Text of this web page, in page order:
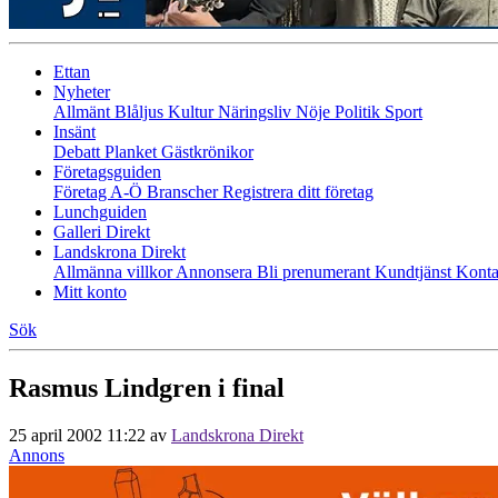
Ettan
Nyheter
Allmänt Blåljus KulturNäringsliv Nöje Politik Sport
Insänt
Debatt Planket Gästkrönikor
Företagsguiden
Företag A-Ö BranscherRegistrera ditt företag
Lunchguiden
Galleri Direkt
Landskrona Direkt
Allmänna villkorAnnonsera Bli prenumerant Kundtjänst
Mitt konto
Sök
Rasmus Lindgren i final
25 april 2002 11:22 av Landskrona Direkt
Annons